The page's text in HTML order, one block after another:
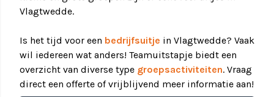
Vlagtwedde.
Is het tijd voor een bedrijfsuitje in Vlagtwedde? Vaak
wil iedereen wat anders! Teamuitstapje biedt een
overzicht van diverse type groepsactiviteiten. Vraag
direct een offerte of vrijblijvend meer informatie aan!